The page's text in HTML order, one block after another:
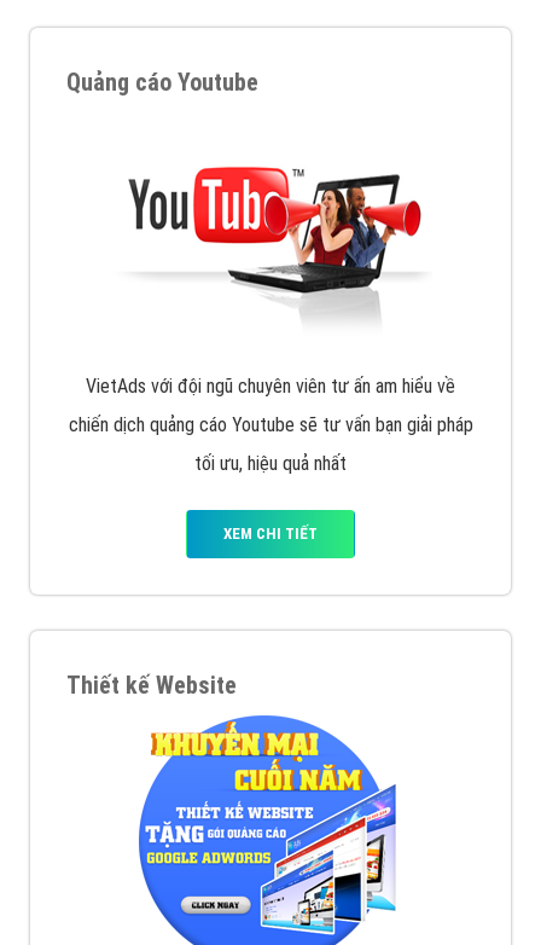
Quảng cáo Youtube
VietAds với đội ngũ chuyên viên tư ấn am hiểu về
chiến dịch quảng cáo Youtube sẽ tư vấn bạn giải pháp
tối ưu, hiệu quả nhất
XEM CHI TIẾT
Thiết kế Website